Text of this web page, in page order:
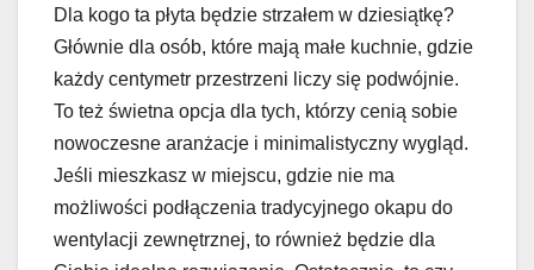
Dla kogo ta płyta będzie strzałem w dziesiątkę?
Głównie dla osób, które mają małe kuchnie, gdzie
każdy centymetr przestrzeni liczy się podwójnie.
To też świetna opcja dla tych, którzy cenią sobie
nowoczesne aranżacje i minimalistyczny wygląd.
Jeśli mieszkasz w miejscu, gdzie nie ma
możliwości podłączenia tradycyjnego okapu do
wentylacji zewnętrznej, to również będzie dla